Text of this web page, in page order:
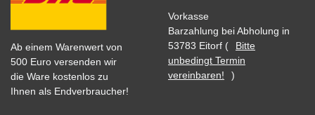
Ab einem Warenwert von
500 Euro versenden wir
die Ware kostenlos zu
Ihnen als Endverbraucher!
Vorkasse
Barzahlung bei Abholung in
53783 Eitorf (
Bitte
unbedingt Termin
vereinbaren!
)